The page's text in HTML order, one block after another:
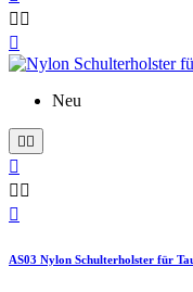
 

Neu
 

 

AS03 Nylon Schulterholster für